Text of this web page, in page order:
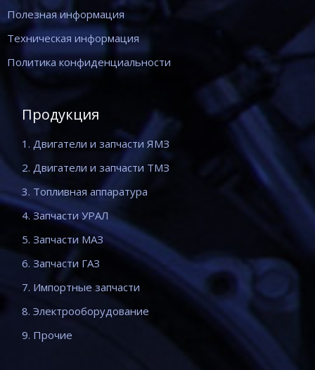
Полезная информация
Техническая информация
Политика конфиденциальности
Продукция
1. Двигатели и запчасти ЯМЗ
2. Двигатели и запчасти ТМЗ
3. Топливная аппаратура
4. Запчасти УРАЛ
5. Запчасти МАЗ
6. Запчасти ГАЗ
7. Импортные запчасти
8. Электрооборудование
9. Прочие